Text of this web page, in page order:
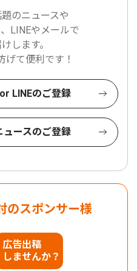
のニュースや
LINEやメールで
します。
げて便利です！
LINEのご登録
ュースのご登録
のスポンサー様
広告出稿
しませんか？